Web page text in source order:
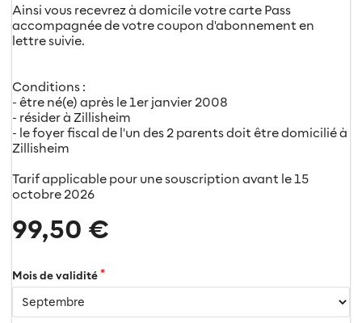
Ainsi vous recevrez à domicile votre carte Pass
accompagnée de votre coupon d'abonnement en
lettre suivie.
Conditions :
- être né(e) après le 1er janvier 2008
- résider à Zillisheim
- le foyer fiscal de l'un des 2 parents doit être domicilié à
Zillisheim
Tarif applicable pour une souscription avant le 15
octobre 2026
99,50 €
Mois de validité